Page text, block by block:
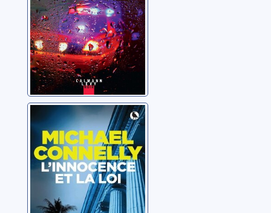
L'innocence et la
loi
Connelly, Michael